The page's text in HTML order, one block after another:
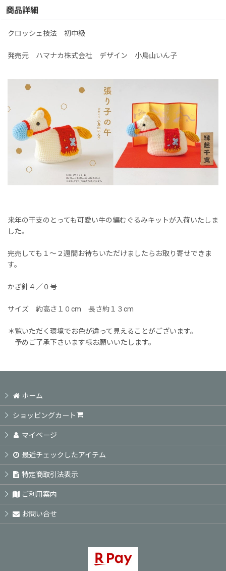
商品詳細
クロッシェ技法 初中級
発売元 ハマナカ株式会社 デザイン 小鳥山いん子
来年の干支のとっても可愛い牛の編むぐるみキットが入荷いたしま
した。
完売しても１〜２週間お待ちいただけましたらお取り寄せできま
す。
かぎ針４／０号
サイズ 約高さ１０cm 長さ約１３cm
＊覧いただく環境でお色が違って見えることがございます。
予めご了承下さいます様お願いいたします。
ホーム
ショッピングカート
マイページ
最近チェックしたアイテム
特定商取引法表示
ご利用案内
お問い合せ